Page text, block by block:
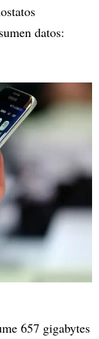
datos:
657 gigabytes